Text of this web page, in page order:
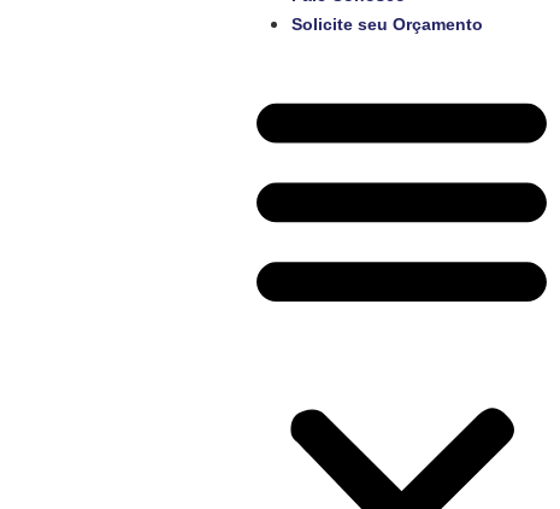
Solicite seu Orçamento